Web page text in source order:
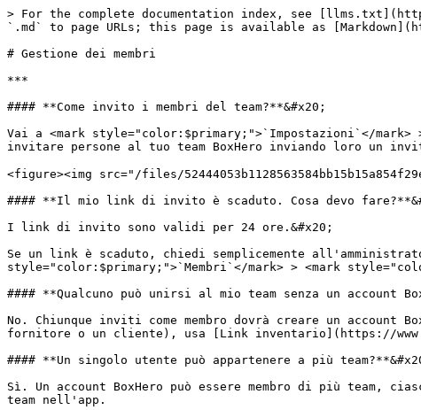
> For the complete documentation index, see
`.md` to page URLs; this page is available as
# Gestione dei membri
***
#### **Come invito i membri del team?**&#x20;
Vai a <mark style="color:$primary;">`Impostazioni`</
invitare persone al tuo team BoxHero inviando loro un
<figure><img src="/files/
#### **Il mio link di invito è scaduto. Cosa devo
I link di invito sono validi per 24 ore.&#x20;
Se un link è scaduto, chiedi semplicemente
style="color:$primary;">`Membri`</mark> > <mark
#### **Qualcuno può unirsi al mio team senza un account
No. Chiunque inviti come membro dovrà creare un
fornitore o un cliente), usa [Link inventario](https://
#### **Un singolo utente può appartenere a più
Sì. Un account BoxHero può essere membro di più
team nell'app.